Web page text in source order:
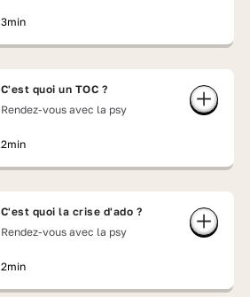
3min
C'est quoi un TOC ?
Rendez-vous avec la psy
2min
C'est quoi la crise d'ado ?
Rendez-vous avec la psy
2min